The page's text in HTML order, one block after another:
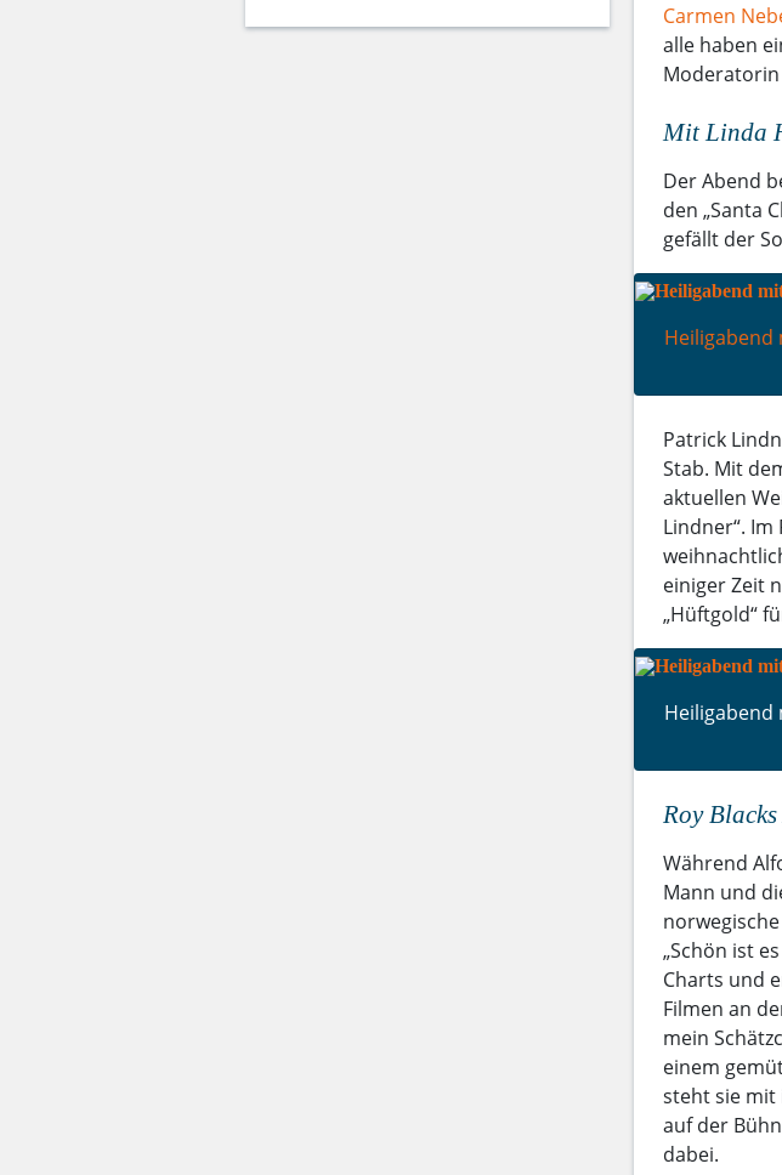
Carmen
alle haben
Mit Linda
Der Abend
den „Santa
gefällt der
Heiligabend
Patrick
Stab. Mit
aktuellen
Lindner“.
einiger Zeit
„Hüftgold“
Heiligabend
Roy
Während
Mann und
„Schön ist
Charts und
Filmen an
mein
einem
steht sie mit
auf der
dabei.